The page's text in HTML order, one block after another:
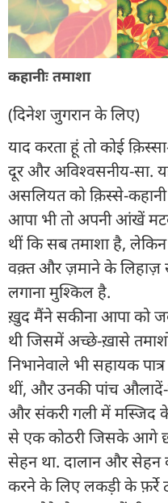
कहानीः तमाशा
(दिनेश जुगरान के लिए)
याद करता हूं तो कोई
दूर और अविश्वसनीय-सा.
असलियत को क़िस्से-
आपा भी तो अपनी आंखें
थीं कि सब तमाशा है,
वक़्त और ज़माने के लिहाज़
लगाना मुश्किल है.
ख़ुद मैंने सकीना आपा को
थी जिसमें अच्छे-ख़ासे
निभानेवाले भी सहायक
थीं, और उनकी पांच
और संकरी गली में मस्जिद के
से एक कोठरी जिसके आगे
सेहन था. दालान और सेहन
करने के लिए लकड़ी के फ़र्रे